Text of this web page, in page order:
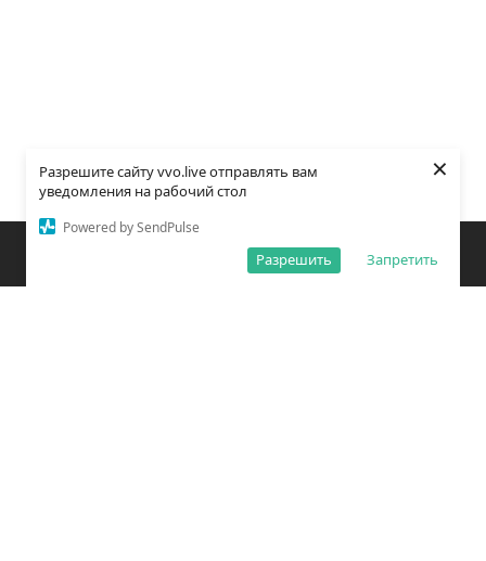
Разрешите сайту vvo.live отправлять вам
уведомления на рабочий стол
Powered by SendPulse
Запретить
Разрешить
×
Закладки Поиск Открыть меню